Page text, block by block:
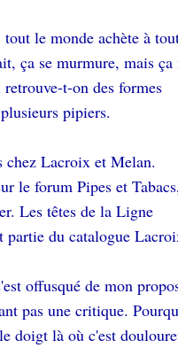
le monde achète à
ça se murmure, mais ça
t-on des formes
pipiers.
chez Lacroix et Melan.
le forum Pipes et
Les têtes de la Ligne
partie du catalogue
offusqué de mon
pas une critique.
doigt là où c'est